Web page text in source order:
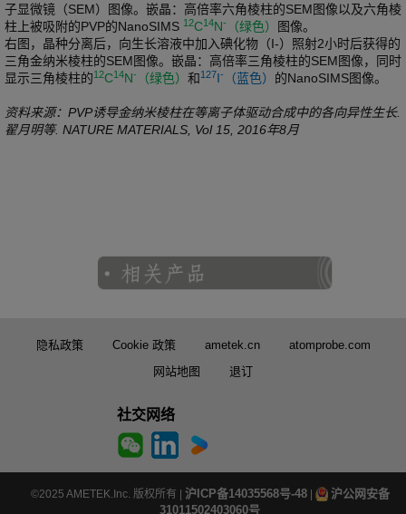
子显微镜（SEM）图像。嵌晶：高倍率六角棱柱的SEM图像以及六角棱
柱上被吸附的PVP的NanoSIMS 12C14N- （绿色）
图像。
右图，晶种分离后，向生长溶液中加入碘化物（I-）照射2小时后获得的
三角金纳米棱柱的SEM图像。嵌晶：高倍率三角棱柱的SEM图像，同时
显示三角棱柱的12C14N- （绿色） 和127I- （蓝色） 的NanoSIMS图像。
资料来源：PVP诱导金纳米棱柱在等离子体驱动合成中的各向异性生长.
翟月明等. NATURE MATERIALS, Vol 15, 2016年8月
隐私政策 Cookie 政策 ametek.cn
atomprobe.com
网站地图
退订
社交网络
©2025 AMETEK.Inc. 版权所有 | 沪ICP备14035568号-48|
沪公网安备
31011502403060号